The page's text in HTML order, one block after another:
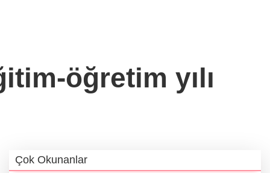
öğretim yılı
Çok Okunanlar